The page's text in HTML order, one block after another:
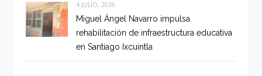
4 JULIO, 2026
Miguel Ángel Navarro impulsa
rehabilitación de infraestructura educativa
en Santiago Ixcuintla